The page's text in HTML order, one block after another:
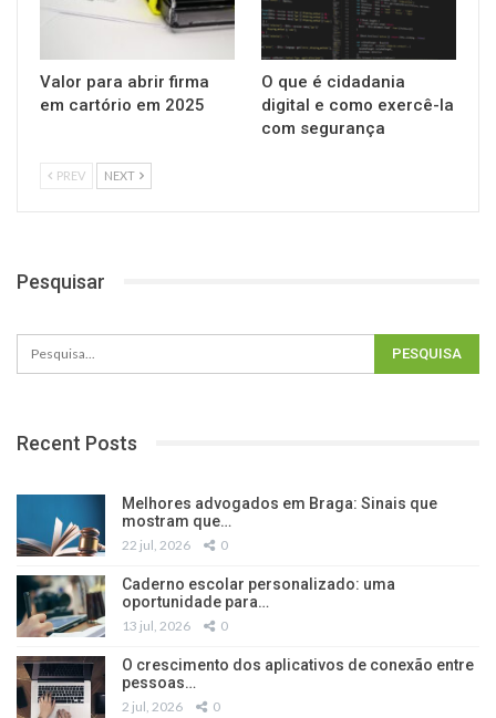
Valor para abrir firma
em cartório em 2025
O que é cidadania
digital e como exercê-la
com segurança
PREV NEXT
Pesquisar
Recent Posts
Melhores advogados em Braga: Sinais que
mostram que…
22 jul, 2026 0
Caderno escolar personalizado: uma
oportunidade para…
13 jul, 2026 0
O crescimento dos aplicativos de conexão entre
pessoas…
2 jul, 2026 0